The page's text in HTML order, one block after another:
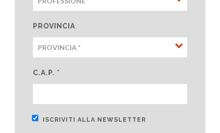
PROVINCIA
C.A.P. *
ISCRIVITI ALLA NEWSLETTER